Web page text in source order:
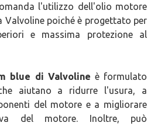
l'utilizzo dell'olio motore
Valvoline poiché è progettato per
e massima protezione al
blue di Valvoline è formulato
aiutano a ridurre l'usura, a
del motore e a migliorare
del motore. Inoltre, può